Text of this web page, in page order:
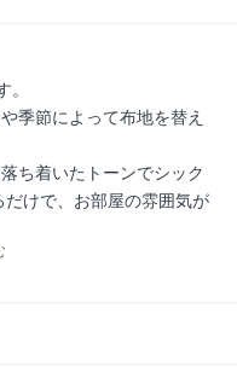
。
季節によって布地を替え
ち着いたトーンでシック
けで、お部屋の雰囲気が